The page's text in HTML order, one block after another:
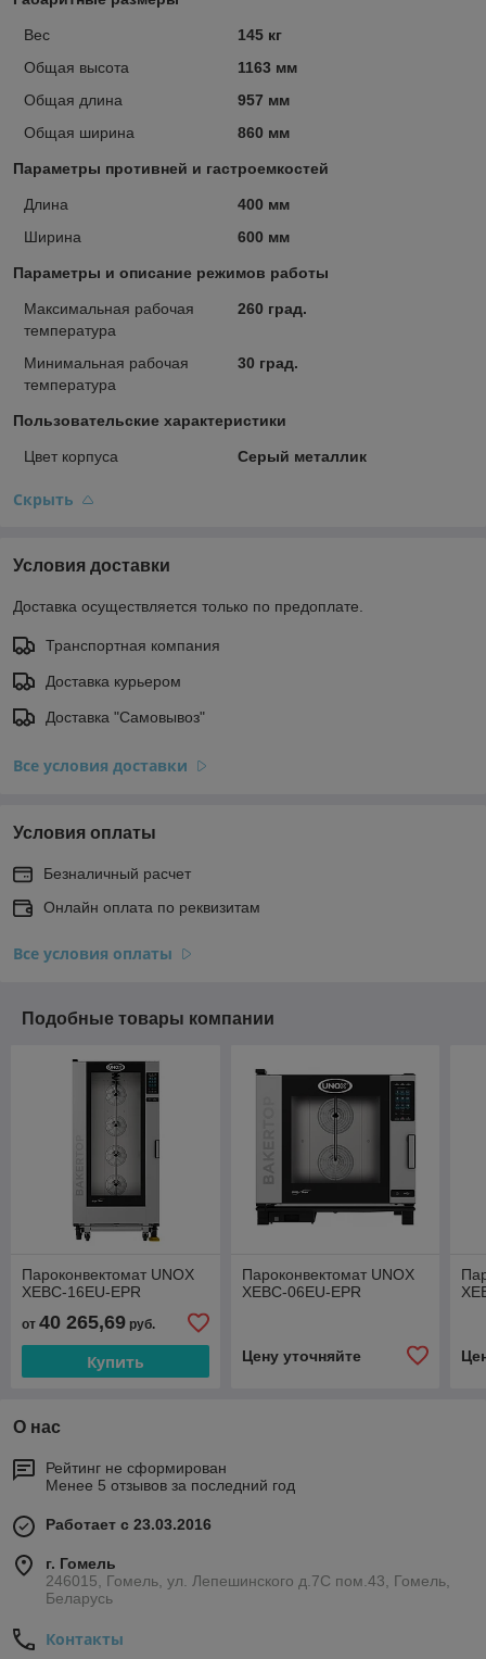
Вес
145 кг
Общая высота
1163 мм
Общая длина
957 мм
Общая ширина
860 мм
Параметры противней и гастроемкостей
Длина
400 мм
Ширина
600 мм
Параметры и описание режимов работы
Максимальная рабочая
температура
260 град.
Минимальная рабочая
температура
30 град.
Пользовательские характеристики
Цвет корпуса Серый металлик
Скрыть
Условия доставки
Доставка осуществляется только по предоплате.
Транспортная компания
Доставка курьером
Доставка "Самовывоз"
Все условия доставки
Условия оплаты
Безналичный расчет
Онлайн оплата по реквизитам
Все условия оплаты
Подобные товары компании
Пароконвектомат UNOX
XEBC-16EU-EPR
от 40 265,69 руб.
Купить
Пароконвектомат UNOX
XEBC-06EU-EPR
Цену уточняйте
О нас
Рейтинг не сформирован
Менее 5 отзывов за последний год
Работает с 23.03.2016
г. Гомель
246015, Гомель, ул. Лепешинского д.7С пом.43, Гомель,
Беларусь
Контакты